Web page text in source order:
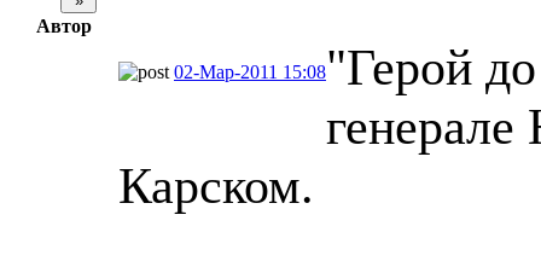
Автор
02-Мар-2011 15:08"Герой
Карском.